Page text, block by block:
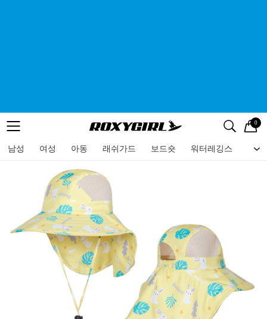
메뉴 검색
로고 0
남성 여성 아동 래쉬가드 보드숏 워터레깅스 비
메뉴